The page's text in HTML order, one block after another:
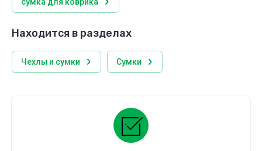
Находится в разделах
Чехлы и сумки Сумки